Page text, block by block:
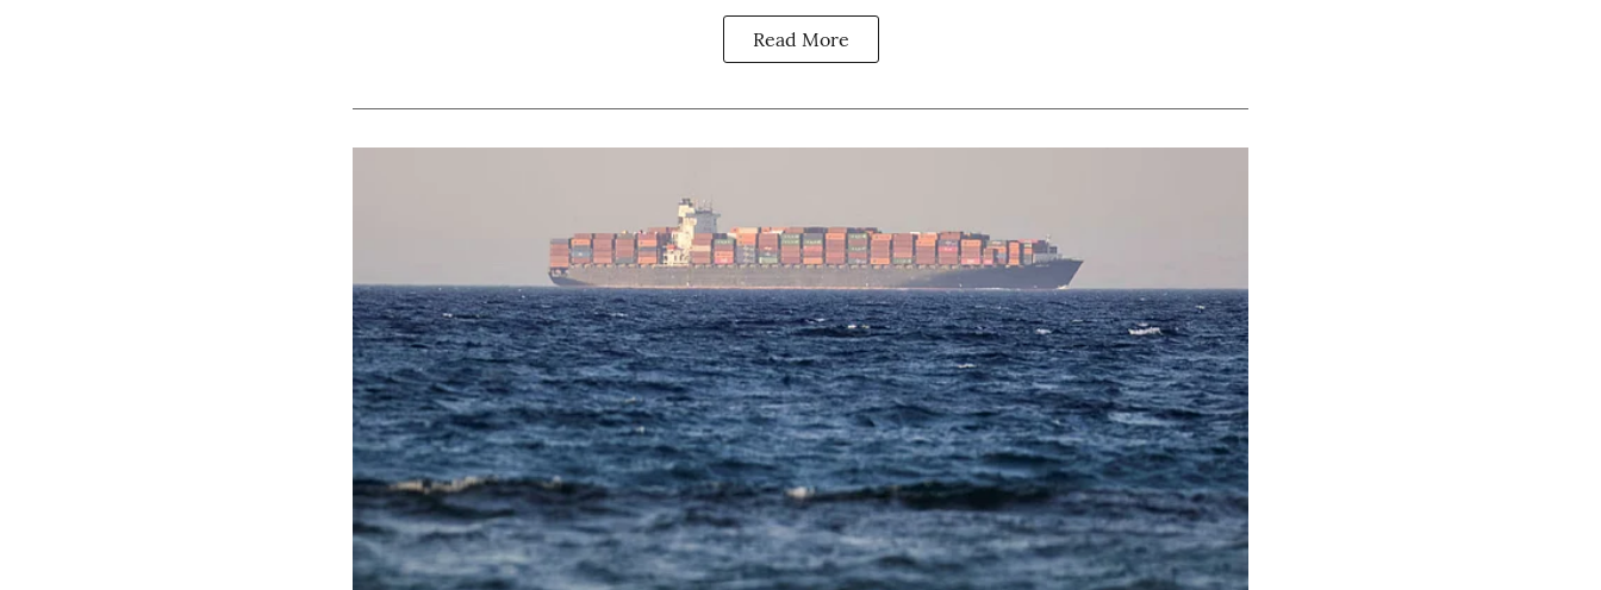
Read More